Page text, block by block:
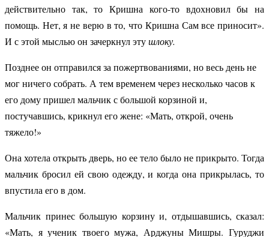
действительно так, то Кришна кого-то вдохновил бы на
помощь. Нет, я не верю в то, что Кришна Сам все приносит».
И с этой мыслью он зачеркнул этушлоку.
Позднее он отправился за пожертвованиями, но весь день не
мог ничего собрать. А тем временем через несколько часов к
его дому пришел мальчик с большой корзиной и,
постучавшись, крикнул его жене: «Мать, открой, очень
тяжело!»
Она хотела открыть дверь, но ее тело было не прикрыто. Тогда
мальчик бросил ей свою одежду, и когда она прикрылась, то
впустила его в дом.
Мальчик принес большую корзину и, отдышавшись, сказал:
«Мать, я ученик твоего мужа, Арджуны Мишры. Гуруджи